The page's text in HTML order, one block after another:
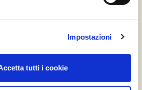
Impostazioni
tutti i cookie